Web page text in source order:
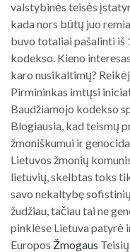
valstybinės teisės
kada nors būtų juo
buvo totaliai pašalinti iš
kodekso. Kieno
karo nusikaltimų?
Pirmininkas imtųsi
Baudžiamojo kodekso
Blogiausia, kad teismų
žmoniškumui ir
Lietuvos žmonių
lietuvių, skelbtas toks
savo nekaltybę
žudžiau, tačiau tai ne
pinklėse Lietuva patyrė
Europos Žmogaus